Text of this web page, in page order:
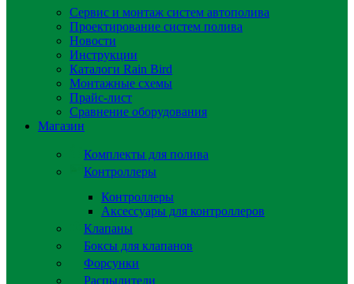
Сервис и монтаж систем автополива
Проектирование систем полива
Новости
Инструкции
Каталоги Rain Bird
Монтажные схемы
Прайс-лист
Сравнение оборудования
Магазин
Комплекты для полива
Контроллеры
Контроллеры
Аксессуары для контроллеров
Клапаны
Боксы для клапанов
Форсунки
Распылители